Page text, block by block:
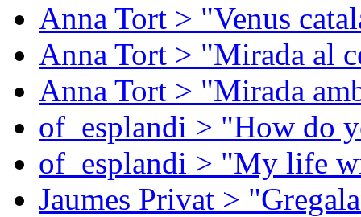
Anna Tort > "Venus
Anna Tort > "Mirada al
Anna Tort > "Mirada
of_esplandi > "How do
of_esplandi > "My life
Jaumes Privat >